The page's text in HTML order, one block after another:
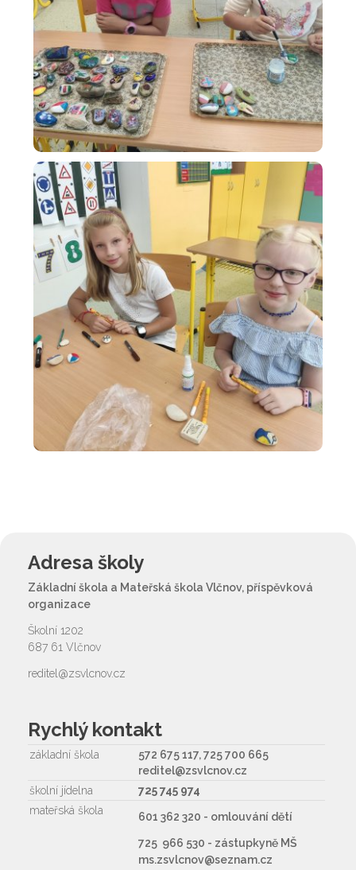
Adresa školy
Základní škola a Mateřská škola Vlčnov, příspěvková
organizace
Školní 1202
687 61 Vlčnov
reditel@zsvlcnov.cz
Rychlý kontakt
základní škola
572 675 117, 725 700 665
reditel@zsvlcnov.cz
školní jídelna
725 745 974
mateřská škola
601 362 320 - omlouvání dětí
725 966 530 - zástupkyně MŠ
ms.zsvlcnov@seznam.cz